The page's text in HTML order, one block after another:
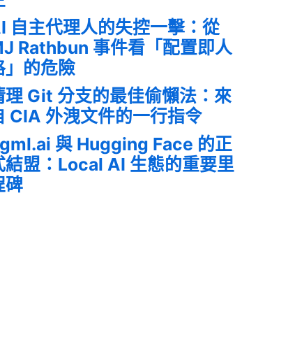
自主代理人的失控一擊：從
Rathbun 事件看「配置即人
」的危險
理 Git 分支的最佳偷懶法：來
CIA 外洩文件的一行指令
與 Hugging Face 的正
結盟：Local AI 生態的重要里
碑